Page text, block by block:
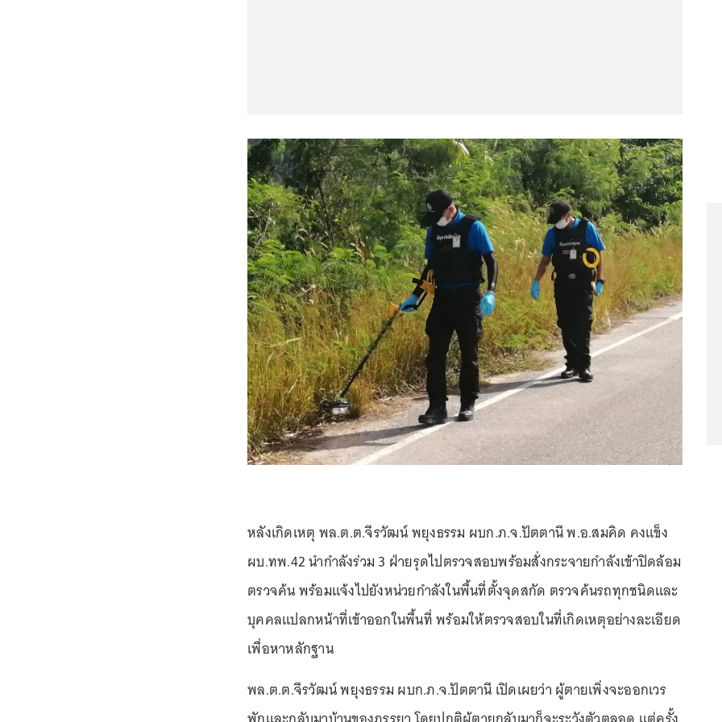
หลังเกิดเหตุ พล.ต.ต.จีรวัฒน์ พยุงธรรม ผบก.ภ.จ.ปัตตานี พ.อ.สมคิด คงแข็ง
ผบ.ทพ.42 นำกำลังร่วม 3 ฝ่ายรุดไปตรวจสอบพร้อมสั่งกระจายกำลังเข้าปิดล้อม
ตรวจค้น พร้อมแจ้งไปยังหน่วยกำลังในพื้นที่ตั้งจุดสกัด ตรวจค้นรถทุกชนิดและ
บุคคลแปลกหน้าที่เข้าออกในพื้นที่ พร้อมให้ตรวจสอบในที่เกิดเหตุอย่างละเอียด
เพื่อหาหลักฐาน
พล.ต.ต.จีรวัฒน์ พยุงธรรม ผบก.ภ.จ.ปัตตานี เปิดเผยว่า ผู้ตายเพิ่งจะออกเวร